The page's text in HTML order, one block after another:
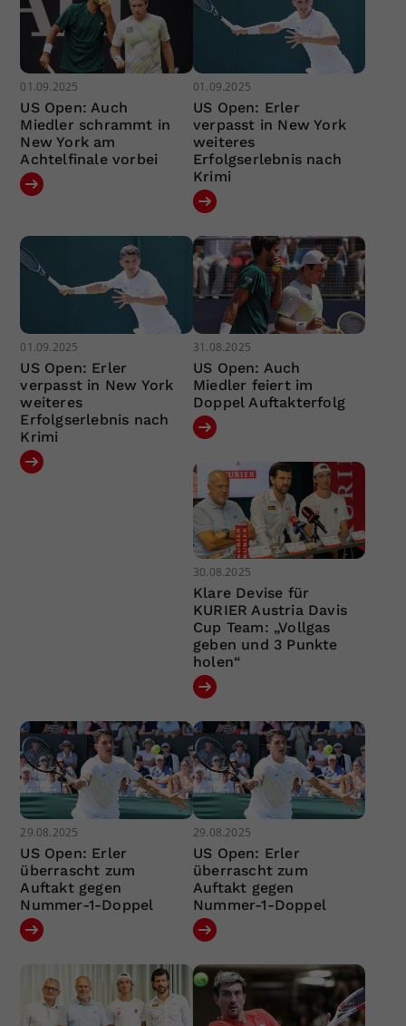
01.09.2025
US Open: Auch
Miedler schrammt in
New York am
Achtelfinale vorbei
01.09.2025
US Open: Erler
verpasst in New York
weiteres
Erfolgserlebnis nach
Krimi
01.09.2025
US Open: Erler
verpasst in New York
weiteres
Erfolgserlebnis nach
Krimi
31.08.2025
US Open: Auch
Miedler feiert im
Doppel Auftakterfolg
30.08.2025
Klare Devise für
KURIER Austria Davis
Cup Team: „Vollgas
geben und 3 Punkte
holen“
29.08.2025
US Open: Erler
überrascht zum
Auftakt gegen
Nummer-1-Doppel
29.08.2025
US Open: Erler
überrascht zum
Auftakt gegen
Nummer-1-Doppel